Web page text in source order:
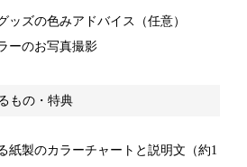
ズの色みアドバイス（任意）
ーのお写真撮影
もの・特典
紙製のカラーチャートと説明文（約1